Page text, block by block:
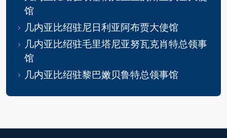
馆
几内亚比绍驻尼日利亚阿布贾大使馆
几内亚比绍驻毛里塔尼亚努瓦克肖特总领事
馆
几内亚比绍驻黎巴嫩贝鲁特总领事馆